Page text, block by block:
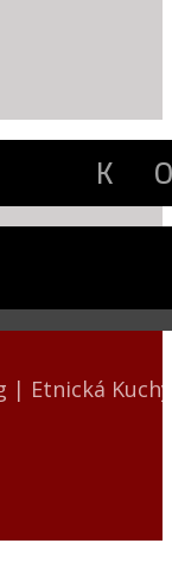
| Etnická